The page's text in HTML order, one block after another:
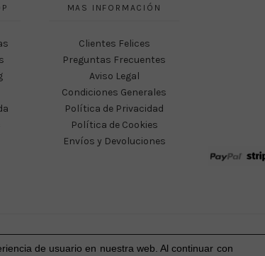
MAS INFORMACIÓN
Clientes Felices
Preguntas Frecuentes
Aviso Legal
Condiciones Generales
Política de Privacidad
Política de Cookies
Envíos y Devoluciones
Studio® 2023-2026 I © Todos los derechos reservados.
de usuarioen nuestra web. Al continuar con